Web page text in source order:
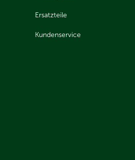
Ersatzteile
Kundenservice